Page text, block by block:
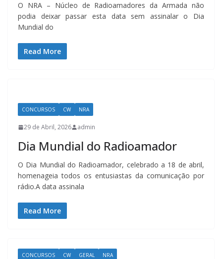
O NRA – Núcleo de Radioamadores da Armada não
podia deixar passar esta data sem assinalar o Dia
Mundial do
Read More
CONCURSOS CW NRA
29 de Abril, 2026 admin
Dia Mundial do Radioamador
O Dia Mundial do Radioamador, celebrado a 18 de abril,
homenageia todos os entusiastas da comunicação por
rádio.A data assinala
Read More
CONCURSOS CW GERAL NRA